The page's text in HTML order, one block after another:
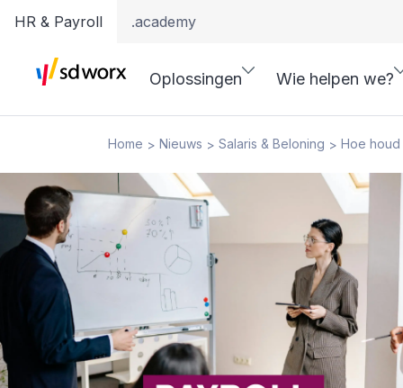
HR & Payroll .academy
Oplossingen Wie helpen we?
Home > Nieuws > Salaris & Beloning > Hoe houd